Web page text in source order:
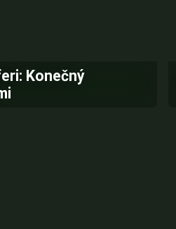
Konečný